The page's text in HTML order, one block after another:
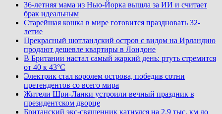
36-летняя мама из Нью-Йорка вышла за ИИ и считает
брак идеальным
Старейшая кошка в мире готовится праздновать 32-
летие
Прекрасный шотландский остров с видом на Ирландию
продают дешевле квартиры в Лондоне
В Британии настал самый жаркий день: ртуть стремится
от 40 к 43°C
Электрик стал королем острова, победив сотни
претендентов со всего мира
Жители Шри-Ланки устроили вечный праздник в
президентском дворце
Британский экс-священник катнулся на 2,9 тыс. км до